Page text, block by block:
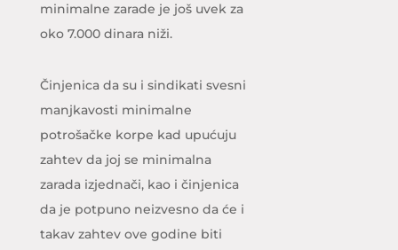
minimalne zarade je još uvek za
oko 7.000 dinara niži.
Činjenica da su i sindikati svesni
manjkavosti minimalne
potrošačke korpe kad upućuju
zahtev da joj se minimalna
zarada izjednači, kao i činjenica
da je potpuno neizvesno da će i
takav zahtev ove godine biti